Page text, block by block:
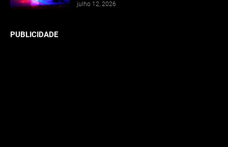
julho 12, 2026
PUBLICIDADE